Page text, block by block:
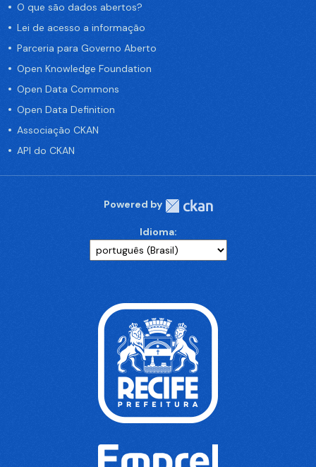
O que são dados abertos?
Lei de acesso a informação
Parceria para Governo Aberto
Open Knowledge Foundation
Open Data Commons
Open Data Definition
Associação CKAN
API do CKAN
Powered by
Idioma